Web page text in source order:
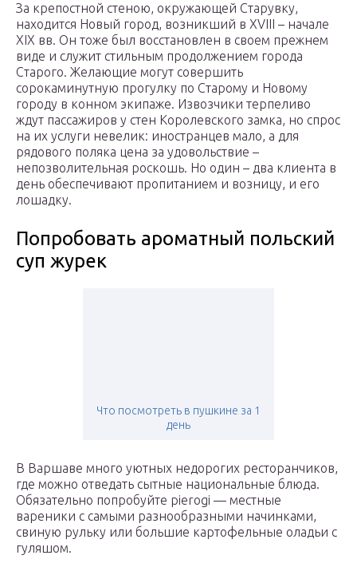
За крепостной стеною, окружающей Старувку,
находится Новый город, возникший в XVIII – начале
XIX вв. Он тоже был восстановлен в своем прежнем
виде и служит стильным продолжением города
Старого. Желающие могут совершить
сорокаминутную прогулку по Старому и Новому
городу в конном экипаже. Извозчики терпеливо
ждут пассажиров у стен Королевского замка, но спрос
на их услуги невелик: иностранцев мало, а для
рядового поляка цена за удовольствие –
непозволительная роскошь. Но один – два клиента в
день обеспечивают пропитанием и возницу, и его
лошадку.
Попробовать ароматный польский
суп журек
Что посмотреть в пушкине за 1
день
В Варшаве много уютных недорогих ресторанчиков,
где можно отведать сытные национальные блюда.
Обязательно попробуйте pierogi — местные
вареники с самыми разнообразными начинками,
свиную рульку или большие картофельные оладьи с
гуляшом.